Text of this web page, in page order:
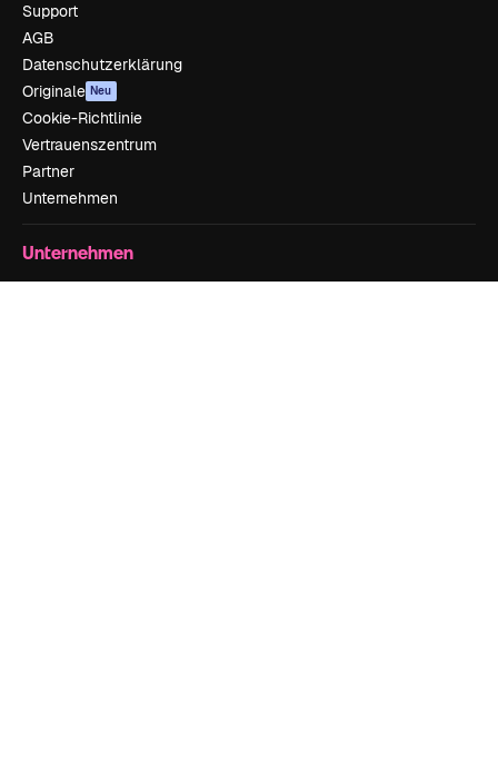
Support
AGB
Datenschutzerklärung
Originale Neu
Cookie-Richtlinie
Vertrauenszentrum
Partner
Unternehmen
Unternehmen
Preise